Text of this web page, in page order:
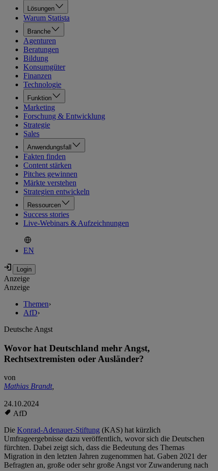
Lösungen
Warum Statista
Branche
Agenturen
Beratungen
Bildung
Konsumgüter
Finanzen
Technologie
Funktion
Marketing
Forschung & Entwicklung
Strategie
Sales
Anwendungsfall
Fakten finden
Content stärken
Pitches gewinnen
Märkte verstehen
Strategien entwickeln
Ressourcen
Success stories
Live-Webinars & Aufzeichnungen
EN
Anzeige
Anzeige
Themen›
AfD›
Deutsche Angst
Wovor hat Deutschland mehr Angst,
Rechtsextremisten oder Ausländer?
von
Mathias Brandt,
24.10.2024
AfD
Die Konrad-Adenauer-Stiftung (KAS) hat kürzlich
Umfrageergebnisse dazu veröffentlich, wovor sich die Deutschen
fürchten. Dabei zeigt sich, dass die Bedeutung des Themas
Migration in den letzten Jahren zugenommen hat. Gaben 2021 der
Befragten an, große oder sehr große Angst vor Zuwanderung nach